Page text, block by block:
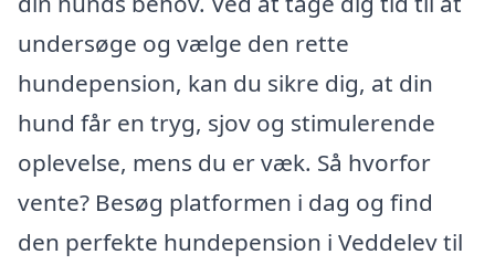
undersøge og vælge den rette
hundepension, kan du sikre dig, at din
hund får en tryg, sjov og stimulerende
oplevelse, mens du er væk. Så hvorfor
vente? Besøg platformen i dag og find
den perfekte hundepension i Veddelev til